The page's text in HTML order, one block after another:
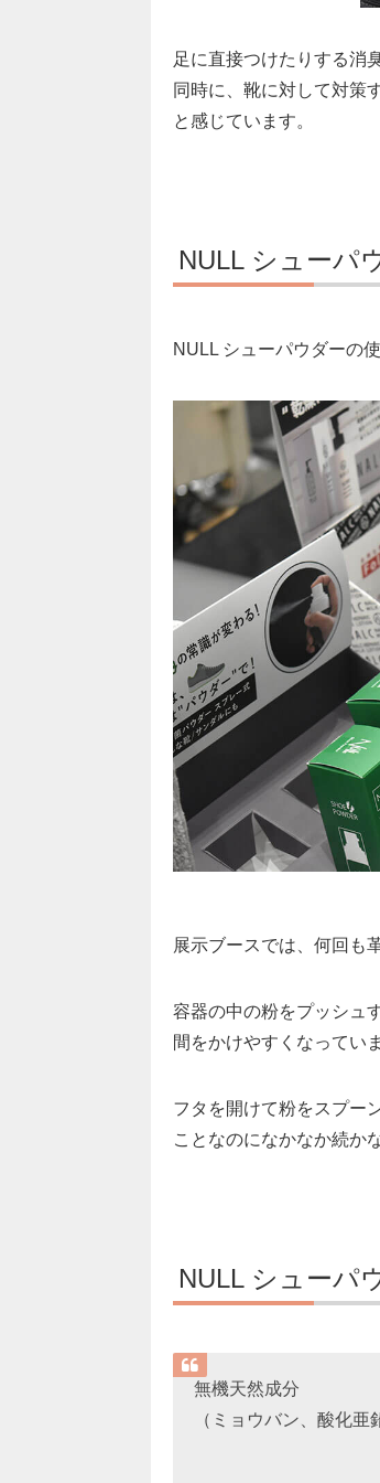
足に直接つけたりする消
同時に、靴に対して対策
と感じています。
NULL シューパ
NULL シューパウダーの
展示ブースでは、何回も
容器の中の粉をプッシュ
間をかけやすくなってい
フタを開けて粉をスプー
ことなのになかなか続か
NULL シューパ
無機天然成分
（ミョウバン、酸化亜